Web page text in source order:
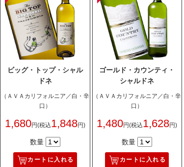
ビッグ・トップ・シャル
ドネ
（ＡＶＡカリフォルニア／白・辛
口）
1,680円(税込1,848円)
数量
カートに入れる
ゴールド・カウンティ・
シャルドネ
（ＡＶＡカリフォルニア／白・辛
口）
1,480円(税込1,628円)
数量
カートに入れる